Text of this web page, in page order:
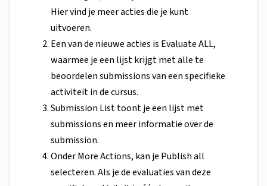
Hier vind je meer acties die je kunt
uitvoeren.
Een van de nieuwe acties is Evaluate ALL,
waarmee je een lijst krijgt met alle te
beoordelen submissions van een specifieke
activiteit in de cursus.
Submission List toont je een lijst met
submissions en meer informatie over de
submission.
Onder More Actions, kan je Publish all
selecteren. Als je de evaluaties van deze